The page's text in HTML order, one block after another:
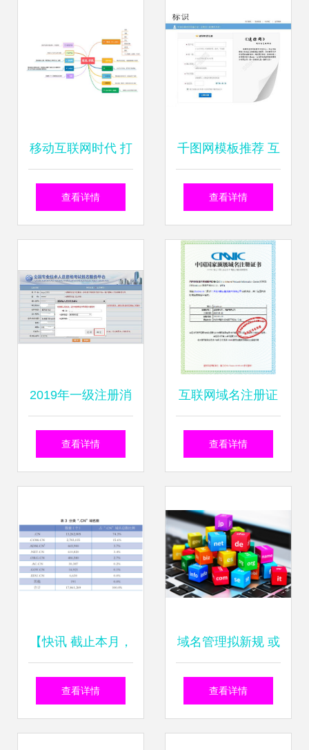
务，释放品版生态
融合信号
移动互联网时代 打
造你的个人专属名
名的智能选择
查看详情
千图网模板推荐 互
联网域名注册服务
载指南
查看详情
2019年一级注册消
防工程师新手报考
指南
查看详情
互联网域名注册证
书的法律意义与实
艺术网为例
查看详情
【快讯 截止本月，
CN域名注册量突破
查看详情
域名管理拟新规 或
禁止为境外域名提
查看详情